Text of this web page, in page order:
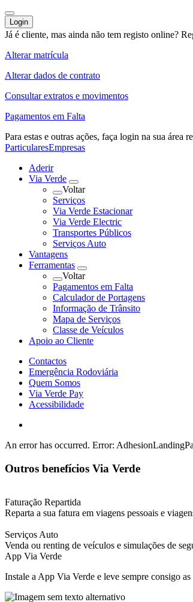
Login
Já é cliente, mas ainda não tem registo online?
Alterar matrícula
Alterar dados de contrato
Consultar extratos e movimentos
Pagamentos em Falta
Para estas e outras ações, faça login na sua área
ParticularesEmpresas
Aderir
Via Verde
Voltar
Serviços
Via Verde Estacionar
Via Verde Electric
Transportes Públicos
Serviços Auto
Vantagens
Ferramentas
Voltar
Pagamentos em Falta
Calculador de Portagens
Informação de Trânsito
Mapa de Serviços
Classe de Veículos
Apoio ao Cliente
Contactos
Emergência Rodoviária
Quem Somos
Via Verde Pay
Acessibilidade
An error has occurred. Error:
Outros benefícios Via Verde
Faturação Repartida
Reparta a sua fatura em viagens pessoais e
Serviços Auto
Venda ou renting de veículos e simulações de
App Via Verde
Instale a App Via Verde e leve sempre consigo